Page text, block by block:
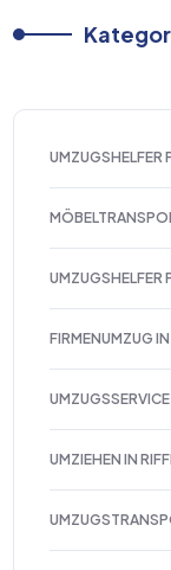
UMZUGSHELFER
UMZUGSHELFER
FIRMENUMZUG
UMZIEHEN IN